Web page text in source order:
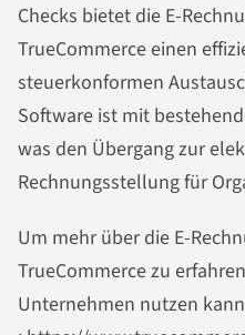
Checks bietet die E-
TrueCommerce einen
steuerkonformen
Software ist mit
was den Übergang zur
Rechnungsstellung für
Um mehr über die E-
TrueCommerce zu
Unternehmen nutzen